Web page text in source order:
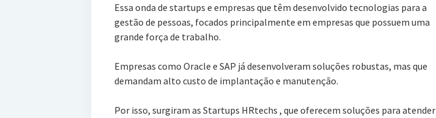
Essa onda de startups e empresas que têm desenvolvido tecnologias para a
gestão de pessoas, focados principalmente em empresas que possuem uma
grande força de trabalho.
Empresas como Oracle e SAP já desenvolveram soluções robustas, mas que
demandam alto custo de implantação e manutenção.
Por isso, surgiram as Startups HRtechs , que oferecem soluções para atender